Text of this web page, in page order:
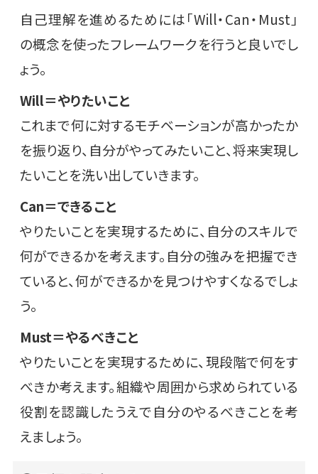
自己理解を進めるためには「Will・Can・Must」
の概念を使ったフレームワークを行うと良いでし
ょう。
Will＝やりたいこと
これまで何に対するモチベーションが高かったか
を振り返り、自分がやってみたいこと、将来実現し
たいことを洗い出していきます。
Can＝できること
やりたいことを実現するために、自分のスキルで
何ができるかを考えます。自分の強みを把握でき
ていると、何ができるかを見つけやすくなるでしょ
う。
Must＝やるべきこと
やりたいことを実現するために、現段階で何をす
べきか考えます。組織や周囲から求められている
役割を認識したうえで自分のやるべきことを考
えましょう。